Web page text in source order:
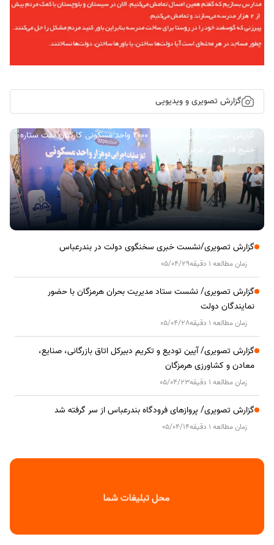
گزارش تصویری و ویدیویی
گزارش تصویری/ آیین کلنگ زنی ۲۰۰۰ واحد مسکونی کارکنان نفت ستاره
خلیج فارس در هرمزگان
گزارش تصویری/نشست خبری سخنگوی دولت در بندرعباس
زمان مطالعه 1 دقیقه 05/04/29
گزارش تصویری/ نشست ستاد مدیریت بحران هرمزگان با حضور
نمایندگان دولت
زمان مطالعه 1 دقیقه 05/04/28
گزارش تصویری/ آیین تودیع و تکریم دبیرکل اتاق بازرگانی، صنایع،
معادن و کشاورزی هرمزگان
زمان مطالعه 1 دقیقه 05/04/23
گزارش تصویری/ پروازهای فرودگاه بندرعباس از سر گرفته شد
زمان مطالعه 1 دقیقه 05/04/14